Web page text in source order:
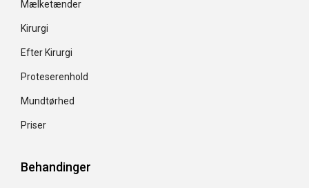
Mælketænder
Kirurgi
Efter Kirurgi
Proteserenhold
Mundtørhed
Priser
Behandinger